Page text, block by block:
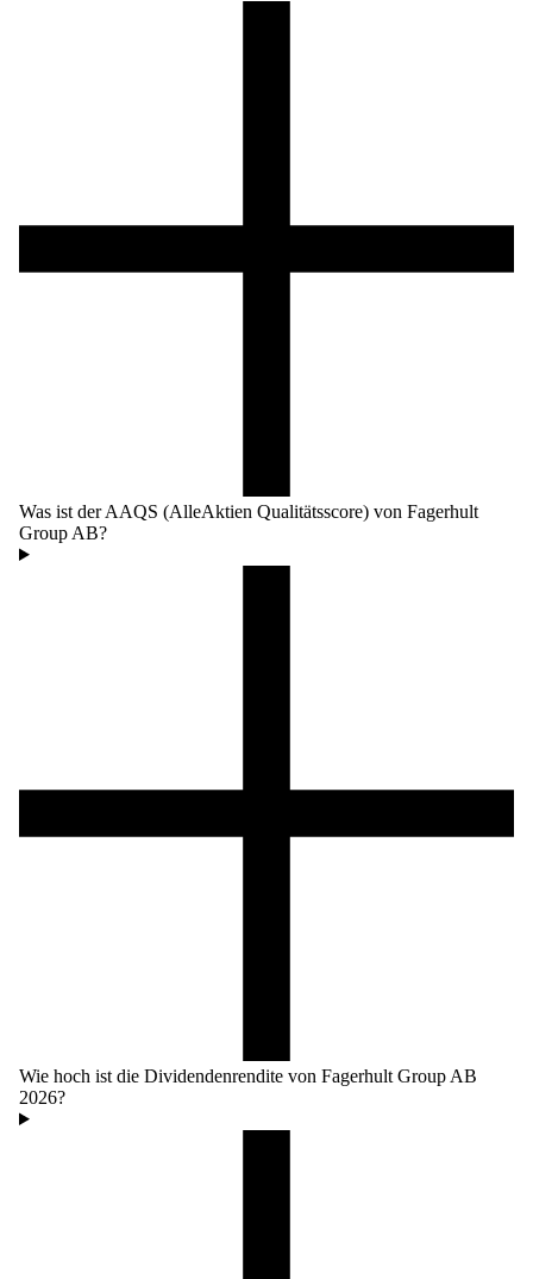
Was ist der AAQS (AlleAktien Qualitätsscore) von Fagerhult
Group AB?
Wie hoch ist die Dividendenrendite von Fagerhult Group AB
2026?